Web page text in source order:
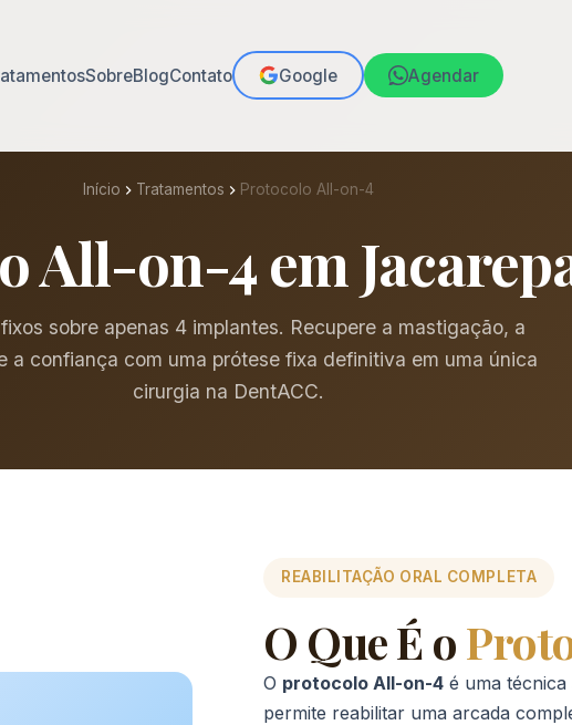
SobreBlogContato Google Agendar
Início Tratamentos Protocolo All-on-4
All-on-4 em
sobre apenas 4 implantes. Recupere a mastigação, a
a confiança com uma prótese fixa definitiva em uma única
cirurgia na DentACC.
REABILITAÇÃO ORAL COMPLETA
O Que É o
O protocolo All-on-4 é uma
permite reabilitar uma arcada